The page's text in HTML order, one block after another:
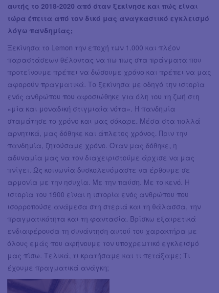
αυτής το 2018-2020 από όταν ξεκίνησε και πώς είναι
τώρα έπειτα από τον δικό μας αναγκαστικό εγκλεισμό
λόγω πανδημίας;
Ξεκίνησα το Lemon την εποχή των 1.000 και πλέον
παραστάσεων θέλοντας να πω πως στα πράγματα που
προτείνουμε πρέπει να δώσουμε χρόνο και πρέπει να μας
αφορούν πραγματικά. Το ξεκίνησα με οδηγό την ιστορία
ενός ανθρώπου που αφοσιώθηκε για όλη του τη ζωή στη
«μία και μοναδική στιγμιαία νότα». Η πανδημία
σταμάτησε το χρόνο και μας σόκαρε. Μέσα στα πολλά
αρνητικά, μας δόθηκε και άπλετος χρόνος. Πριν την
πανδημία, ζητούσαμε χρόνο. Όταν μας δόθηκε, η
αδυναμία μας να τον διαχειριστούμε άρχισε να μας
πνίγει. Ως κοινωνία δυσκολευόμαστε να έρθουμε σε
αρμονία με την ησυχία. Με την παύση. Με το κενό. Η
ιστορία του 1900 είναι η ιστορία ενός ανθρώπου που
ισορροπούσε ανάμεσα στη στεριά και τη θάλασσα, την
πραγματικότητα και τη φαντασία. Βρίσκω εξαιρετικά
ενδιαφέρουσα τη συνάντηση αυτού του χαρακτήρα με
όλους εμάς που αφήνουμε τον υποχρεωτικό εγκλεισμό
μας πίσω. Τελικά, τι κρατήσαμε και τι πετάξαμε; Τι
έχουμε πραγματικά ανάγκη;